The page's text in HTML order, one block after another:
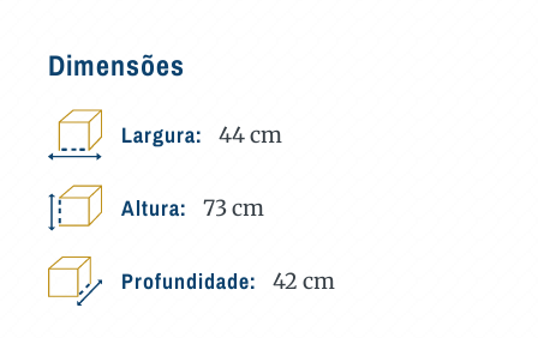
Dimensões
Largura: 44cm
Altura: 73cm
Profundidade: 42 cm